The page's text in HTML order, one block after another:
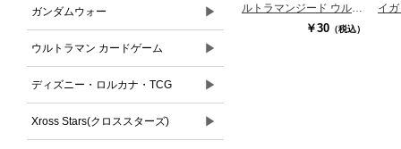
ガンダムウォー ▶
ウルトラマン カードゲーム ▶
ディズニー・ロルカナ・TCG ▶
Xross Stars(クロススターズ) ▶
ルトラマンジード ウル
【CB18-013TR】
￥30 （税込）
イ